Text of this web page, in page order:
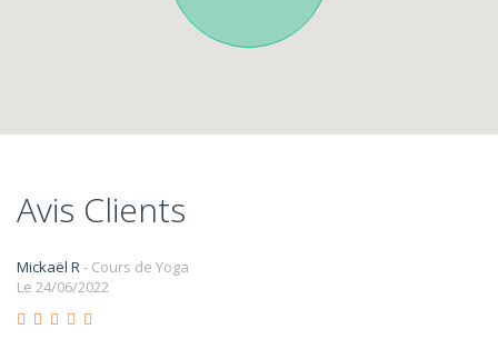
Avis Clients
Mickaël R - Cours de Yoga
Le 24/06/2022